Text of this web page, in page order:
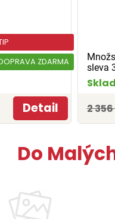
ZDARMA
Detail
sleva
2 356
Do